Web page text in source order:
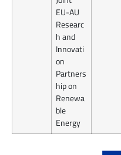
EU-AU
Researc
h and
Innovati
on
Partners
hip on
Renewa
ble
Energy